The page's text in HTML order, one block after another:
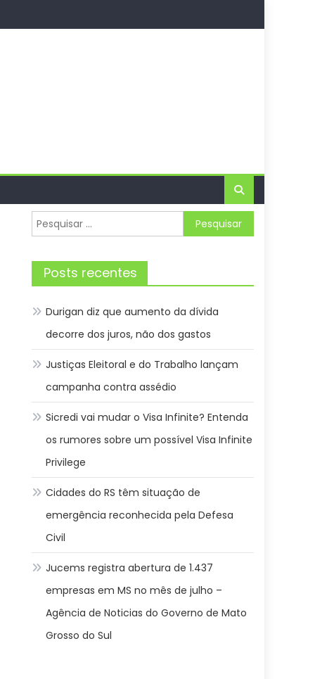
Pesquisar
por:
Posts recentes
Durigan diz que aumento da dívida
decorre dos juros, não dos gastos
Justiças Eleitoral e do Trabalho lançam
campanha contra assédio
Sicredi vai mudar o Visa Infinite? Entenda
os rumores sobre um possível Visa Infinite
Privilege
Cidades do RS têm situação de
emergência reconhecida pela Defesa
Civil
Jucems registra abertura de 1.437
empresas em MS no mês de julho –
Agência de Noticias do Governo de Mato
Grosso do Sul